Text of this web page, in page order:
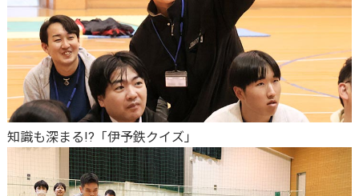
知識も深まる!?「伊予鉄クイズ」